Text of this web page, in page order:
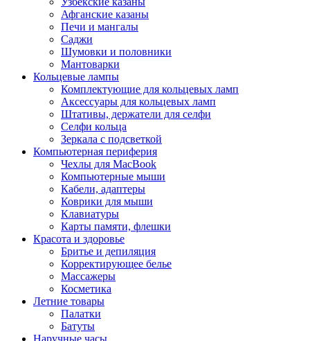
Афганские казаны
Печи и мангалы
Саджи
Шумовки и половники
Мантоварки
Кольцевые лампы
Комплектующие для кольцевых ламп
Аксессуары для кольцевых ламп
Штативы, держатели для селфи
Селфи кольца
Зеркала с подсветкой
Компьютерная периферия
Чехлы для MacBook
Компьютерные мыши
Кабели, адаптеры
Коврики для мыши
Клавиатуры
Карты памяти, флешки
Красота и здоровье
Бритье и депиляция
Корректирующее белье
Массажеры
Косметика
Летние товары
Палатки
Батуты